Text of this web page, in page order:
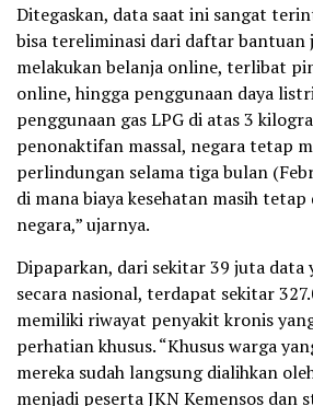
Ditegaskan, data saat ini sangat
bisa tereliminasi dari daftar bantuan
melakukan belanja online, terlibat
online, hingga penggunaan daya
penggunaan gas LPG di atas 3
penonaktifan massal, negara tetap
perlindungan selama tiga bulan
di mana biaya kesehatan masih
negara,” ujarnya.
Dipaparkan, dari sekitar 39 juta
secara nasional, terdapat sekitar
memiliki riwayat penyakit kronis
perhatian khusus. “Khusus warga
mereka sudah langsung dialihkan
menjadi peserta JKN Kemensos dan